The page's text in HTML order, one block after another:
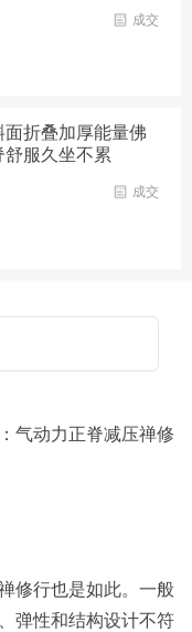
成交
折叠加厚能量佛
服久坐不累
成交
气动力正脊减压禅修
修行也是如此。一般
弹性和结构设计不符